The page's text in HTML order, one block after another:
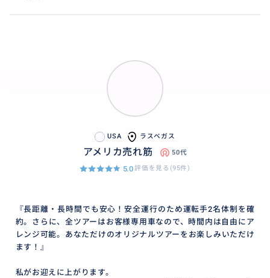
USA ラスベガス
アメリカ売れ筋 50代
5.0評価を見る(95件)
『長距離・長時間でも安心！安全運行のため運転手2名体制を確
約。さらに、全ツアーはお客様専用車なので、時間内は自由にア
レンジ可能。あなただけのオリジナルツアーをお楽しみいただけ
ます！』
私がお迎えに上がります。